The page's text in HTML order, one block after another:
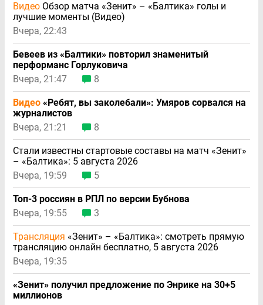
Видео Обзор матча «Зенит» – «Балтика» голы и
лучшие моменты (Видео)
Вчера, 22:43
Бевеев из «Балтики» повторил знаменитый
перформанс Горлуковича
Вчера, 21:47
8
Видео «Ребят, вы заколебали»: Умяров сорвался на
журналистов
Вчера, 21:21
8
Стали известны стартовые составы на матч «Зенит»
– «Балтика»: 5 августа 2026
Вчера, 19:59
5
Топ-3 россиян в РПЛ по версии Бубнова
Вчера, 19:55
3
Трансляция «Зенит» – «Балтика»: смотреть прямую
трансляцию онлайн бесплатно, 5 августа 2026
Вчера, 19:35
«Зенит» получил предложение по Энрике на 30+5
миллионов